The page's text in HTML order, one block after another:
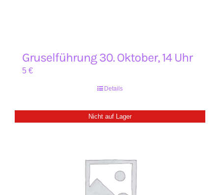
Gruselführung 30. Oktober, 14 Uhr
5 €
Details
Nicht auf Lager